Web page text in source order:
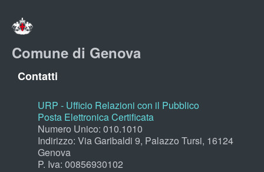
Comune di Genova
Contatti
URP - Ufficio Relazioni con il Pubblico
Posta Elettronica Certificata
Numero Unico: 010.1010
Indirizzo: Via Garibaldi 9, Palazzo Tursi, 16124
Genova
P. Iva: 00856930102